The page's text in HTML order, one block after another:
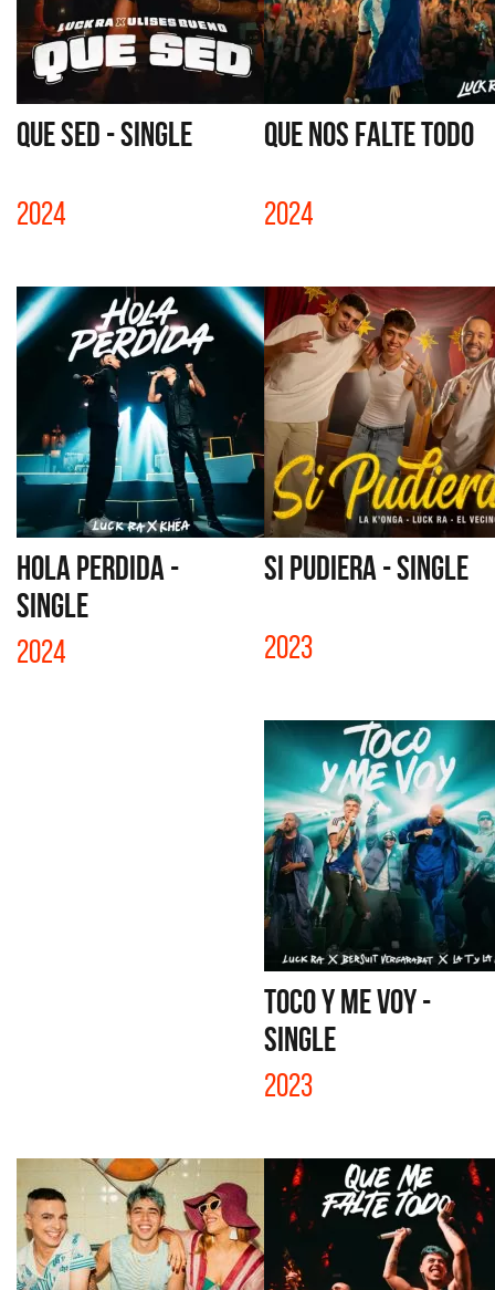
QUE SED - SINGLE
2024
QUE NOS FALTE TODO
2024
HOLA PERDIDA -
SINGLE
2024
SI PUDIERA - SINGLE
2023
TOCO Y ME VOY -
SINGLE
2023